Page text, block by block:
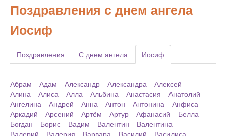
Поздравления с днем ангела
Иосиф
Поздравления С днем ангела Иосиф
Абрам Адам Александр Александра
Алексей
Алина
Алиса Алла Альбина Анастасия
Анатолий
Ангелина
Андрей Анна Антон Антонина
Анфиса
Аркадий
Арсений Артём Артур Афанасий
Белла
Богдан
Борис Вадим Валентин
Валентина
Валерий
Валерия Варвара Василий
Василиса